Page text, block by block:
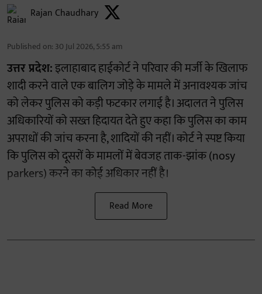
Rajan Chaudhary
Published on: 30 Jul 2026, 5:55 am
उत्तर प्रदेश:इलाहाबाद हाईकोर्ट ने परिवार की मर्जी के खिलाफ
शादी करने वाले एक बालिग जोड़े के मामले में अनावश्यक जांच
को लेकर पुलिस को कड़ी फटकार लगाई है। अदालत ने पुलिस
अधिकारियों को सख्त हिदायत देते हुए कहा कि पुलिस का काम
अपराधों की जांच करना है, शादियों की नहीं। कोर्ट ने स्पष्ट किया
कि पुलिस को दूसरों के मामलों में बेवजह ताक-झांक (nosy
parkers) करने का कोई अधिकार नहीं है।
Read More